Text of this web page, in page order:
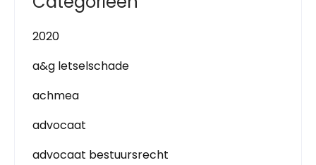
2020
a&g letselschade
achmea
advocaat
advocaat bestuursrecht